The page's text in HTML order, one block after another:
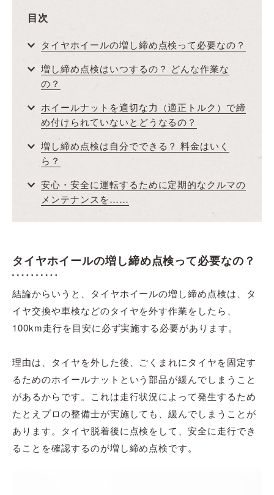
目次
タイヤホイールの増し締め点検って必要なの？
増し締め点検はいつするの？ どんな作業な
の？
ホイールナットを適切な力（適正トルク）で締
め付けられていないとどうなるの？
増し締め点検は自分でできる？ 料金はいく
ら？
安心・安全に運転するために定期的なクルマの
メンテナンスを……
タイヤホイールの増し締め点検って必要なの？
結論からいうと、タイヤホイールの増し締め点検は、タ
イヤ交換や車検などのタイヤを外す作業をしたら、
100km走行を目安に必ず実施する必要があります。
理由は、タイヤを外した後、ごくまれにタイヤを固定す
るためのホイールナットという部品が緩んでしまうこと
があるからです。これは走行状況によって発生するため
たとえプロの整備士が実施しても、緩んでしまうことが
あります。タイヤ脱着後に点検をして、安全に走行でき
ることを確認するのが増し締め点検です。